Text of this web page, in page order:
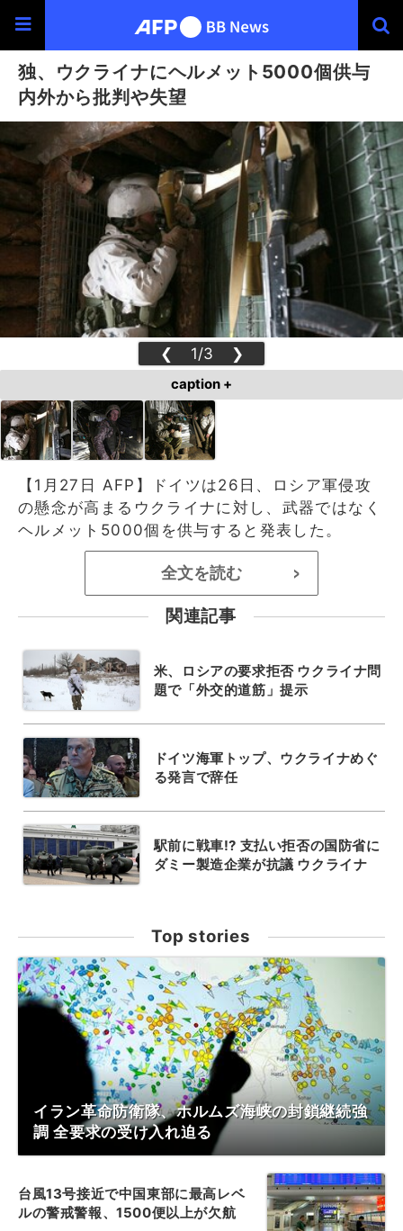
独、ウクライナにヘルメット5000個供与
内外から批判や失望
❮ 1/3 ❯
caption +
【1月27日 AFP】ドイツは26日、ロシア軍侵攻
の懸念が高まるウクライナに対し、武器ではなく
ヘルメット5000個を供与すると発表した。
全文を読む >
関連記事
米、ロシアの要求拒否 ウクライナ問
題で「外交的道筋」提示
ドイツ海軍トップ、ウクライナめぐ
る発言で辞任
駅前に戦車!? 支払い拒否の国防省に
ダミー製造企業が抗議 ウクライナ
Top stories
イラン革命防衛隊、ホルムズ海峡の封鎖継続強
調 全要求の受け入れ迫る
台風13号接近で中国東部に最高レベ
ルの警戒警報、1500便以上が欠航